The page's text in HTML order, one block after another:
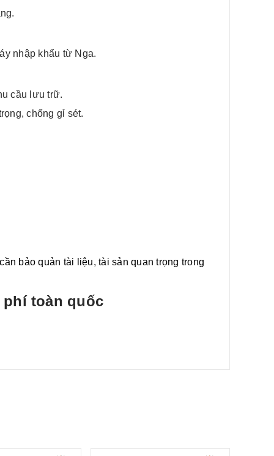
nhập khẩu từ Nga.
cầu lưu trữ.
chống gỉ sét.
bảo quản tài liệu, tài sản quan trọng trong
phí toàn quốc